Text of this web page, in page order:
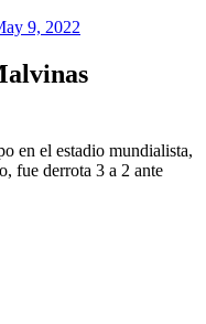
9, 2022
en el estadio mundialista,
fue derrota 3 a 2 ante